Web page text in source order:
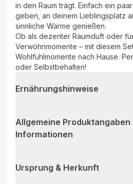
in den Raum trägt. Einfach ein
geben, an deinem Lieblingsplatz
sinnliche Wärme genießen.
Ob als dezenter Raumduft oder
Verwöhnmomente – mit diesem
Wohlfühlmomente nach Hause.
oder Selbstbehalten!
Ernährungshinweise
Allgemeine Produktangaben
Informationen
Ursprung & Herkunft